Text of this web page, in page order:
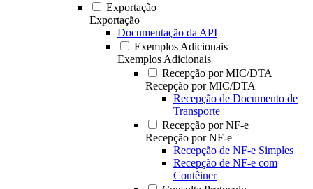
Exportação
Exportação
Documentação da API
Exemplos Adicionais
Exemplos Adicionais
Recepção por MIC/DTA
Recepção por MIC/DTA
Recepção de Documento de
Transporte
Recepção por NF-e
Recepção por NF-e
Recepção de NF-e Simples
Recepção de NF-e com
Contêiner